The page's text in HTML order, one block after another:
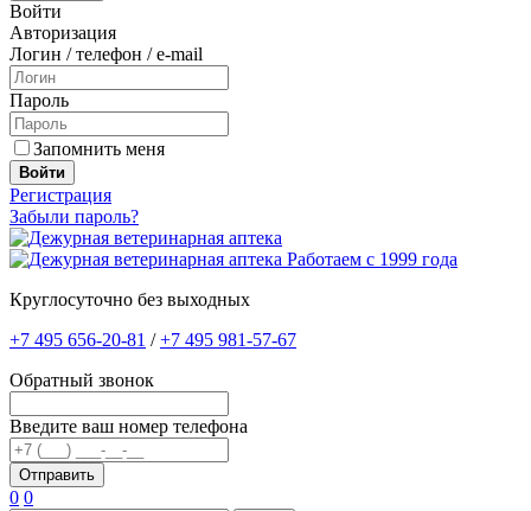
Войти
Авторизация
Логин / телефон / e-mail
Пароль
Запомнить меня
Войти
Регистрация
Забыли пароль?
Работаем с 1999 года
Круглосуточно без выходных
+7 495 656-20-81 /+7 495 981-57-67
Обратный звонок
Введите ваш номер телефона
0 0